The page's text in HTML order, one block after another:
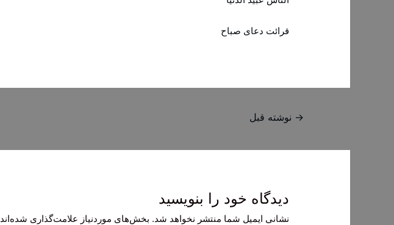
قرائت دعای صباح
راهبری
→ نوشته قبل
دیدگاه‌ خود را بنویسید
نشانی ایمیل شما منتشر نخواهد شد. بخش‌های موردنیاز علامت‌گذاری شده‌اند